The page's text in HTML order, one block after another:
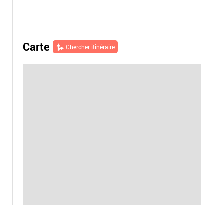
Carte Chercher itinéraire